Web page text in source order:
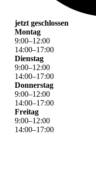
jetzt geschlossen
Montag
9:00–12:00
14:00–17:00
Dienstag
9:00–12:00
14:00–17:00
Donnerstag
9:00–12:00
14:00–17:00
Freitag
9:00–12:00
14:00–17:00